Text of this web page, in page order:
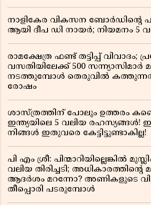
നാളികേര വികസന ബോർഡിൻ്റെ
ആയി ദീപ ഡി നായർ; നിയമനം 5
രാമക്ഷേത്ര ഫണ്ട് തട്ടിപ്പ് വിവാദം;
വസതിയിലേക്ക് 500 സന്ന്യാസിമാർ
നടത്തുമ്പോൾ തെരുവിൽ
രോഷം
ശാസ്ത്രത്തിന് പോലും ഉത്തരം
ഇന്ത്യയിലെ 5 വലിയ രഹസ്യങ്ങൾ!
നിങ്ങൾ ഇതുവരെ കേട്ടിട്ടുണ്ടാകില്ല!
പി എം ശ്രീ: പിന്മാറിയില്ലെങ്കിൽ
വലിയ തിരിച്ചടി;
ആദർശം മറന്നോ? അണികളുടെ
തീപ്പൊരി പടരുമ്പോൾ